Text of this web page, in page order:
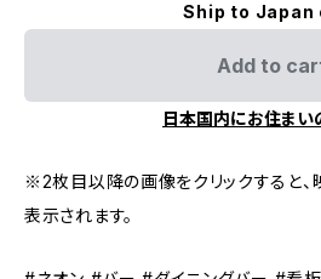
Ship to Japan
Add to
日本国内にお住まい
※2枚目以降の画像をクリックすると
表示されます。